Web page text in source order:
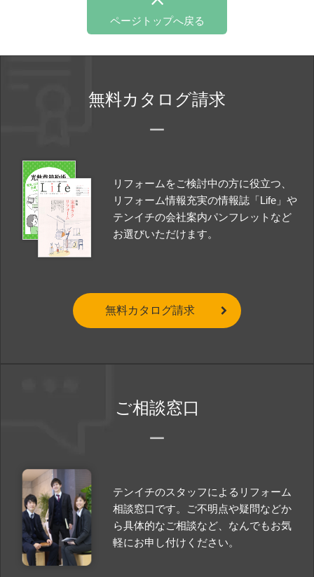
ページトップへ戻る
無料カタログ請求
リフォームをご検討中の方に役立つ、
リフォーム情報充実の情報誌「Life」や
テンイチの会社案内パンフレットなど
お選びいただけます。
無料カタログ請求
ご相談窓口
テンイチのスタッフによるリフォーム
相談窓口です。ご不明点や疑問などか
ら具体的なご相談など、なんでもお気
軽にお申し付けください。